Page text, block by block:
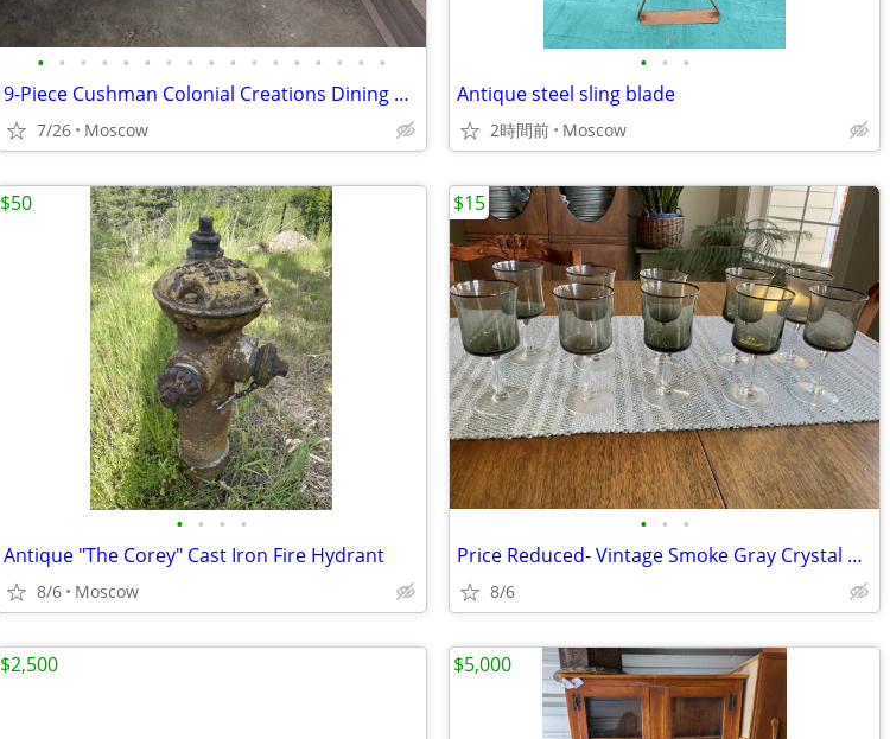
• • • • • • • • • • • • • • • • •
9-Piece Cushman Colonial Creations Dining Room Set – Solid Maple
7/26 Moscow
• • •
Antique steel sling blade
2時間前 Moscow
• • • •
Antique "The Corey" Cast Iron Fire Hydrant
8/6 Moscow
$50
• • •
Price Reduced- Vintage Smoke Gray Crystal With Platinum Rims
8/6
$15
$2,500 $5,000